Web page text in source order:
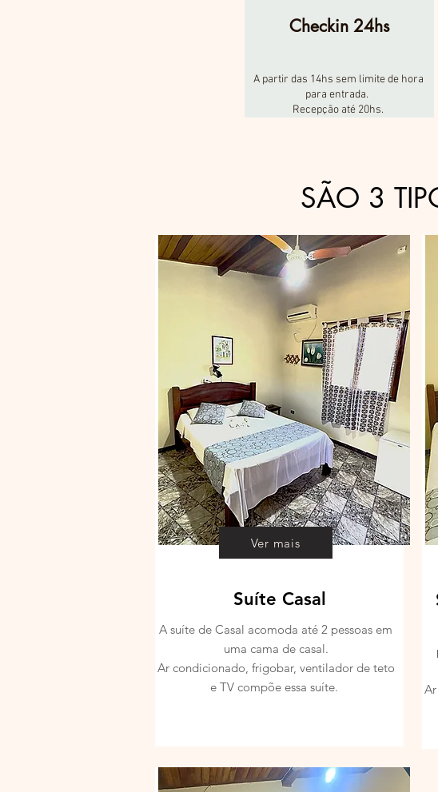
Checkin 24hs
A partir das 14hs sem limite de hora
para entrada.
Recepção até 20hs.
SÃO 3
Ver mais
Suíte Casal
A suíte de Casal acomoda até 2 pessoas em
uma cama de casal.
Ar condicionado, frigobar, ventilador de teto
e TV compõe essa suíte.